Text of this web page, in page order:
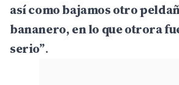
así como bajamos otro
bananero, en lo que otrora
serio”.